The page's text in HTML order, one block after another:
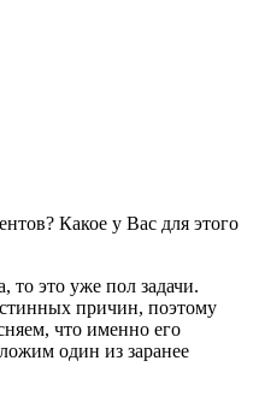
Какое у Вас для этого
то это уже пол задачи.
причин, поэтому
что именно его
один из заранее